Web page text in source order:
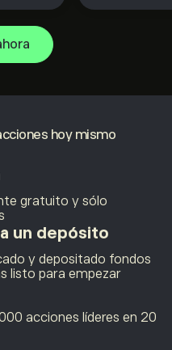
hoy mismo
gratuito y sólo
un depósito
y depositado fondos
listo para empezar
acciones líderes en 20